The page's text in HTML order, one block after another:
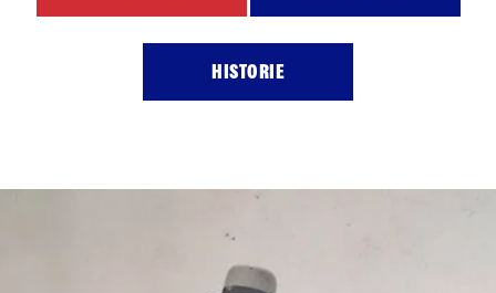
HISTORIE